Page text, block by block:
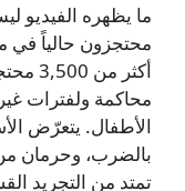
محتجزون حالياً في
أكثر
محاكمة ولفترات
الأطفال. يتعرّض
بالضرب، وحرمان من